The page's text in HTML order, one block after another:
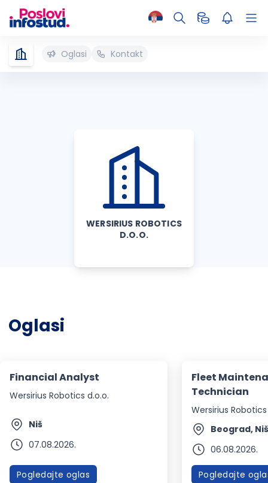
Oglasi Kontakt
WERSIRIUS ROBOTICS
D.O.O.
Oglasi
Financial Analyst
Wersirius Robotics d.o.o.
Niš
07.08.2026.
Pogledajte oglas
Fleet
Technician
Wersirius
Beograd, Niš
06.08.2026.
Pogledajte